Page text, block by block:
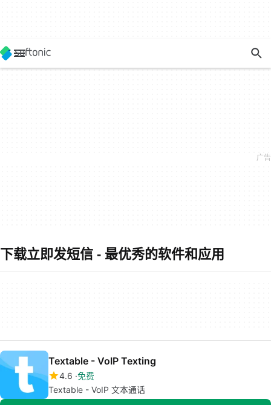
下载立即发短信 - 最优秀的软件和应用
Textable - VoIP Texting
4.6 免费
Textable - VoIP 文本通话